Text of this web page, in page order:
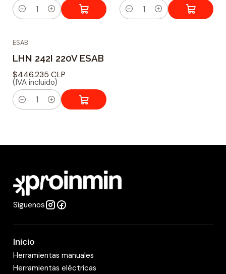
d
d
C
n
t
i
d
a
C
ESAB
LHN 242I 220V ESAB
$446.235 CLP
(IVA incluido)
C
d
a
d
Síguenos
Inicio
Herramientas manuales
Herramientas eléctricas